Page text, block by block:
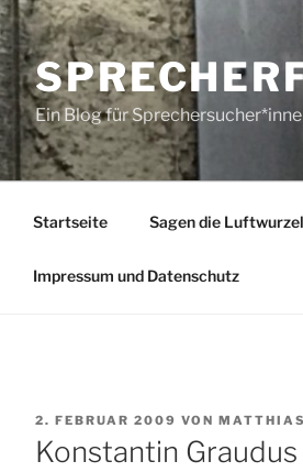
Ein Blog für
Startseite Sagen die
Impressum und Datenschutz
VERÖFFENTLICHT
AM
2. FEBRUAR 2009 VON
Konstantin